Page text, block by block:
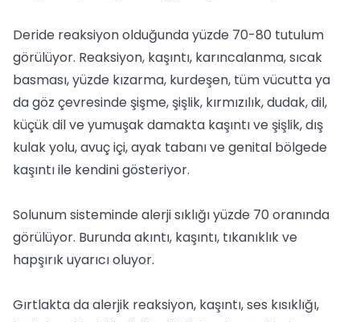
Deride reaksiyon olduğunda yüzde 70-80 tutulum
görülüyor. Reaksiyon, kaşıntı, karıncalanma, sıcak
basması, yüzde kızarma, kurdeşen, tüm vücutta ya
da göz çevresinde şişme, şişlik, kırmızılık, dudak, dil,
küçük dil ve yumuşak damakta kaşıntı ve şişlik, dış
kulak yolu, avuç içi, ayak tabanı ve genital bölgede
kaşıntı ile kendini gösteriyor.
Solunum sisteminde alerji sıklığı yüzde 70 oranında
görülüyor. Burunda akıntı, kaşıntı, tıkanıklık ve
hapşırık uyarıcı oluyor.
Gırtlakta da alerjik reaksiyon, kaşıntı, ses kısıklığı,